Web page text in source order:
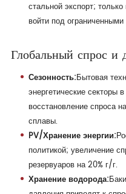
стальной экспорт;
войти под
Глобальный спрос и
Сезонность:Бытовая
энергетические секторы
восстановление спроса
сплавы.
PV/Хранение энергии:
политикой; увеличение
резервуаров на 20% г/г.
Хранение водорода: